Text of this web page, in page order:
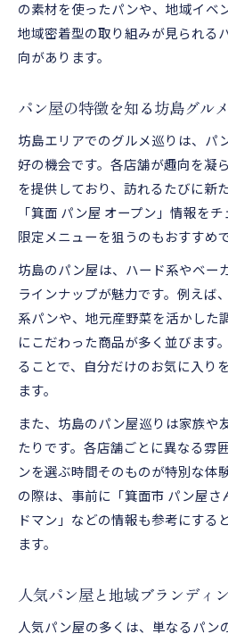
箕面市で成功するパン
ブランド視点から坊島のパ
箕面市パン屋の特徴を
坊島で選ぶパン屋ブラ
各パン屋の魅力をブラ
パン屋めぐりで味わう箕面
パン屋めぐりで発見す
箕面坊島のパン屋で体
パン屋めぐりで地域の
坊島のパン屋とグルメ
パン屋めぐりで人気店
の素材を使ったパンや、地域イベ
地域密着型の取り組みが見られる
向があります。
パン屋の特徴を知る坊島グル
坊島エリアでのグルメ巡りは、パ
好の機会です。各店舗が趣向を凝
を提供しており、訪れるたびに新
「箕面 パン屋 オープン」情報を
限定メニューを狙うのもおすすめで
坊島のパン屋は、ハード系やベー
ラインナップが魅力です。例えば
系パンや、地元産野菜を活かした
にこだわった商品が多く並びます
ることで、自分だけのお気に入り
ます。
また、坊島のパン屋巡りは家族や
たりです。各店舗ごとに異なる雰
ンを選ぶ時間そのものが特別な体
の際は、事前に「箕面市 パン屋さ
ドマン」などの情報も参考にする
ます。
人気パン屋と地域ブランディ
人気パン屋の多くは、単なるパン